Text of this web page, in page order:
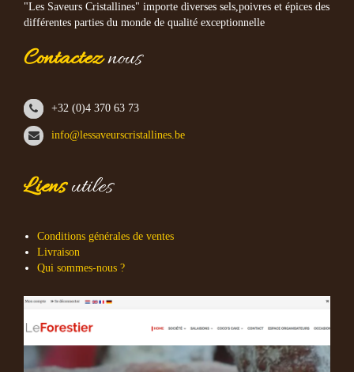
"Les Saveurs Cristallines" importe diverses sels,poivres et épices des
différentes parties du monde de qualité exceptionnelle
Contacteznous
+32 (0)4 370 63 73
info@lessaveurscristallines.be
Liensutiles
Conditions générales de ventes
Livraison
Qui sommes-nous ?